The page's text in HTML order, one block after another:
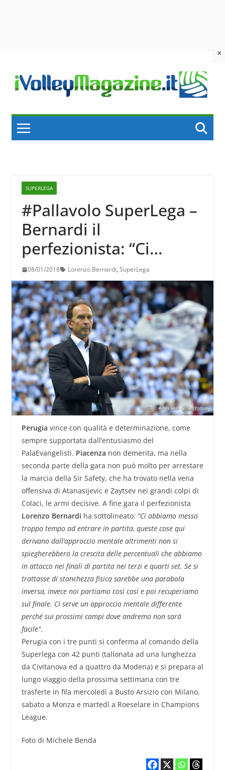
×
content
SUPERLEGA
#Pallavolo SuperLega –
Bernardi il
perfezionista: “Ci
mettiamo troppo ad
entrare in partita”
08/01/2018 Lorenzo Bernardi, SuperLega
Perugia vince con qualità e determinazione, come
sempre supportata dall’entusiasmo del
PalaEvangelisti. Piacenza non demerita, ma nella
seconda parte della gara non può molto per arrestare
la marcia della Sir Safety, che ha trovato nella vena
offensiva di Atanasijevic e Zaytsev nei grandi colpi di
Colaci, le armi decisive. A fine gara il perfezionista
Lorenzo Bernardi ha sottolineato: “Ci abbiamo messo
troppo tempo ad entrare in partita, queste cose qui
derivano dall’approccio mentale altrimenti non si
spiegherebbero la crescita delle percentuali che abbiamo
in attacco nei finali di partita nei terzi e quarti set. Se si
trattasse di stanchezza fisica sarebbe una parabola
inversa, invece noi partiamo così così e poi recuperiamo
sul finale. Ci serve un approccio mentale differente
perché sui prossimi campi dove andremo non sarà
facile”.
Perugia con i tre punti si conferma al comando della
Superlega con 42 punti (tallonata ad una lunghezza
da Civitanova ed a quattro da Modena) e si prepara al
lungo viaggio della prossima settimana con tre
trasferte in fila mercoledì a Busto Arsizio con Milano,
sabato a Monza e martedì a Roeselare in Champions
League.
Foto di Michele Benda